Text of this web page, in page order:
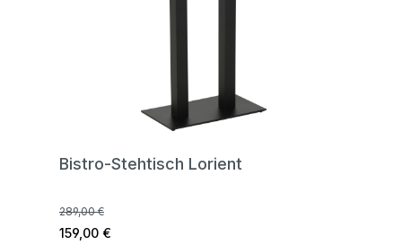
Bistro-Stehtisch Lorient
289,00 €
159,00 €